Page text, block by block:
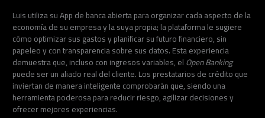
Luis utiliza su App de banca abierta para organizar cada aspecto de la
economía de su empresa y la suya propia; la plataforma le sugiere
cómo optimizar sus gastos y planificar su futuro financiero, sin
papeleo y con transparencia sobre sus datos. Esta experiencia
demuestra que, incluso con ingresos variables, elOpen Banking
puede ser un aliado real del cliente. Los prestatarios de crédito que
inviertan de manera inteligente comprobarán que, siendo una
herramienta poderosa para reducir riesgo, agilizar decisiones y
ofrecer mejores experiencias.